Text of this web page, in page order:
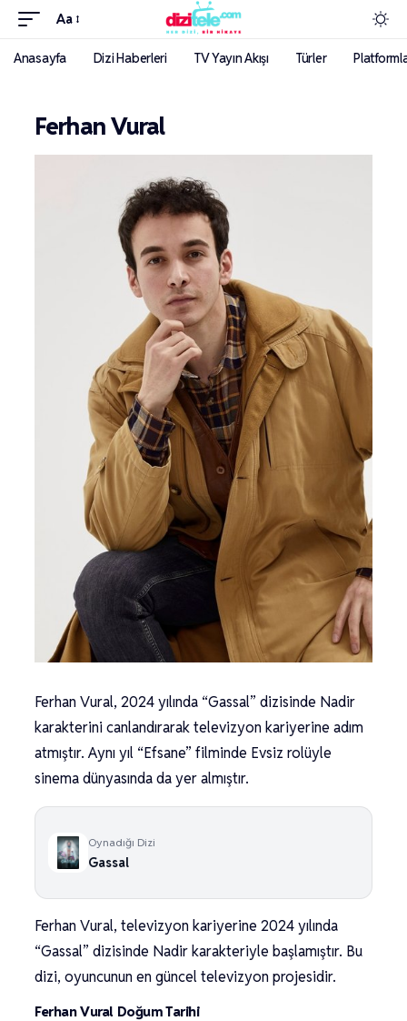
Aa
Anasayfa Dizi Haberleri TV Yayın Akışı Türler
Ferhan Vural
Ferhan Vural, 2024 yılında “Gassal” dizisinde Nadir
karakterini canlandırarak televizyon kariyerine adım
atmıştır. Aynı yıl “Efsane” filminde Evsiz rolüyle
sinema dünyasında da yer almıştır.
Oynadığı Dizi
Gassal
Ferhan Vural, televizyon kariyerine 2024 yılında
“Gassal” dizisinde Nadir karakteriyle başlamıştır. Bu
dizi, oyuncunun en güncel televizyon projesidir.
Ferhan Vural Doğum Tarihi